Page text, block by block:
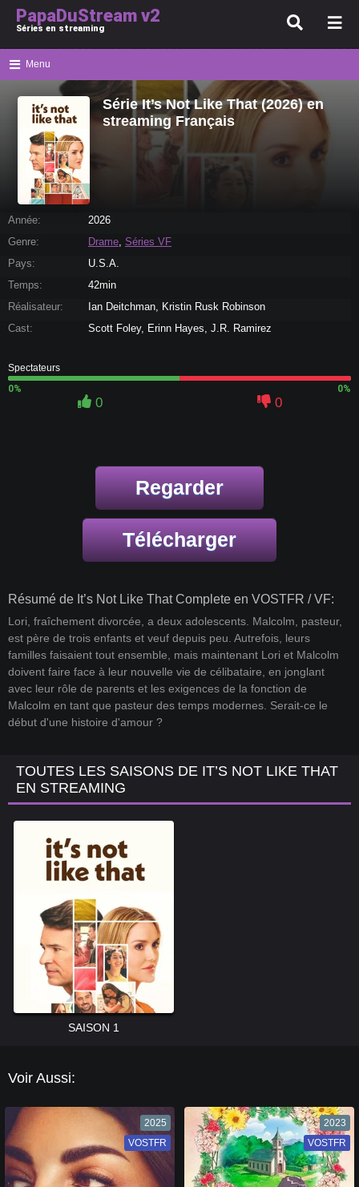
PapaDuStream v2
Séries en streaming
Menu
Série It’s Not Like That (2026) en
streaming Français
Année:
2026
Genre:
Drame, Séries VF
Pays:
U.S.A.
Temps:
42min
Réalisateur:
Ian Deitchman, Kristin Rusk Robinson
Cast:
Scott Foley, Erinn Hayes, J.R. Ramirez
Spectateurs
0%
0%
0 0
Regarder
Télécharger
Résumé de It’s Not Like That Complete en VOSTFR / VF:
Lori, fraîchement divorcée, a deux adolescents. Malcolm, pasteur,
est père de trois enfants et veuf depuis peu. Autrefois, leurs
familles faisaient tout ensemble, mais maintenant Lori et Malcolm
doivent faire face à leur nouvelle vie de célibataire, en jonglant
avec leur rôle de parents et les exigences de la fonction de
Malcolm en tant que pasteur des temps modernes. Serait-ce le
début d'une histoire d'amour ?
TOUTES LES SAISONS DE IT’S NOT LIKE THAT
EN STREAMING
SAISON 1
Voir Aussi:
2025
VF
VOSTFR
2023
VF
VOSTFR